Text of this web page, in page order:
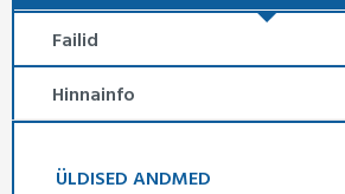
Failid
Hinnainfo
ÜLDISED ANDMED